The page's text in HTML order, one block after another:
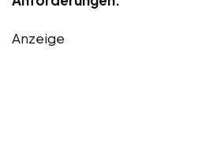
Anzeige